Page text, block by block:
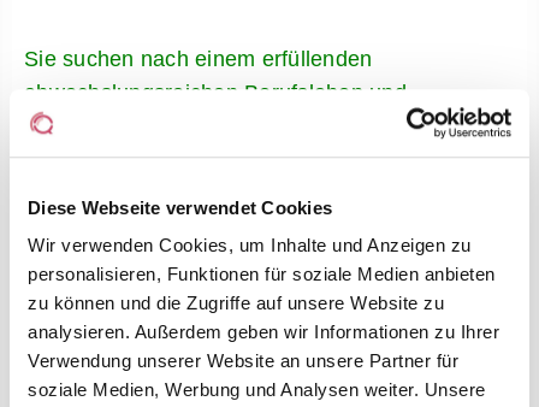
Diese Webseite verwendet Cookies
Wir verwenden Cookies, um Inhalte und Anzeigen zu
personalisieren, Funktionen für soziale Medien anbieten
zu können und die Zugriffe auf unsere Website zu
analysieren. Außerdem geben wir Informationen zu Ihrer
Verwendung unserer Website an unsere Partner für
soziale Medien, Werbung und Analysen weiter. Unsere
Sie suchen nach einem erfüllenden
abwechslungsreichen Berufsleben und
Karrieremöglichkeiten in der wachsenden und
modernen Gesundheits- und Pflegebranche?
Dann sind Sie bei uns genau richtig!
Vielfältig • Zukunftssicher • Sozial • Digital
Hier haben Sie die Möglichkeit mehr über